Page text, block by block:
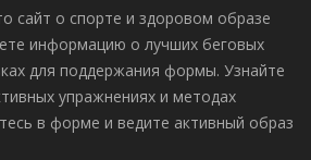
сайт о спорте и здоровом образе
информацию о лучших беговых
для поддержания формы. Узнайте
упражнениях и методах
в форме и ведите активный образ